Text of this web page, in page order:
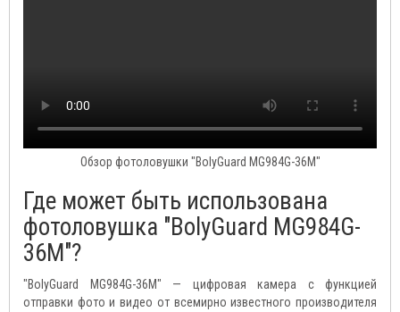
Обзор фотоловушки "BolyGuard MG984G-36M"
Где может быть использована
фотоловушка "BolyGuard MG984G-
36M"?
"BolyGuard MG984G-36M" — цифровая камера с функцией
отправки фото и видео от всемирно известного производителя